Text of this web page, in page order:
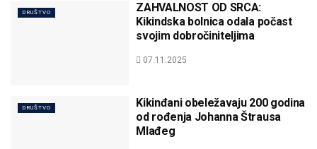
DRUŠTVO
ZAHVALNOST OD SRCA:
Kikindska bolnica odala počast
svojim dobročiniteljima
07.11.2025
DRUŠTVO
Kikinđani obeležavaju 200 godina
od rođenja Johanna Štrausa
Mlađeg